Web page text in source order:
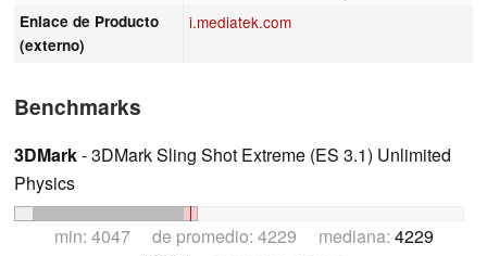
Enlace de Producto
(externo)
i.mediatek.com
Benchmarks
3DMark- 3DMark Sling Shot Extreme (ES 3.1) Unlimited
Physics
min: 4047 de promedio: 4229 mediana: 4229